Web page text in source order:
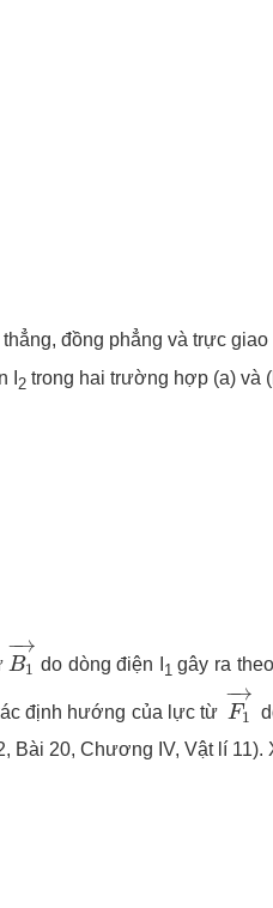
đồng phẳng và trực
2trong hai trường hợp (a) và
−
→
B1
1
do dòng điện I 1 gây ra
định hướng của lực từ
−
→
F1
1
Bài 20, Chương IV, Vật lí 11).